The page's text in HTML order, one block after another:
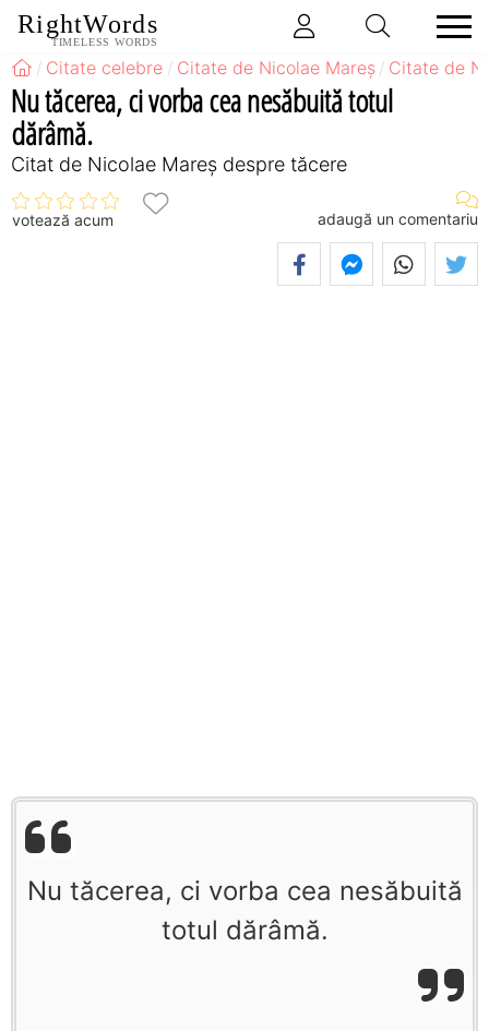
RightWords
TIMELESS WORDS
Citate celebre Citate de Nicolae Mareș Citate de
Nu tăcerea, ci vorba cea nesăbuită totul
dărâmă.
Citat de Nicolae Mareș despre tăcere
votează acum adaugă un comentariu
Nu tăcerea, ci vorba cea nesăbuită
totul dărâmă.